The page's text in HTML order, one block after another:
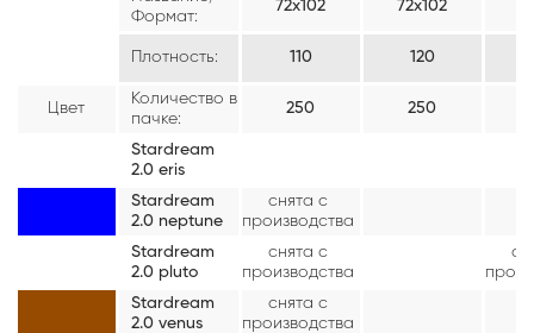
Формат:
72х102 72х102
Плотность: 110 120
Цвет
Количество в
пачке:
250 250
Stardream
2.0 eris
Stardream
2.0 neptune
снята с
производства
Stardream
2.0 pluto
снята с
производства
Stardream
2.0 venus
снята с
производства